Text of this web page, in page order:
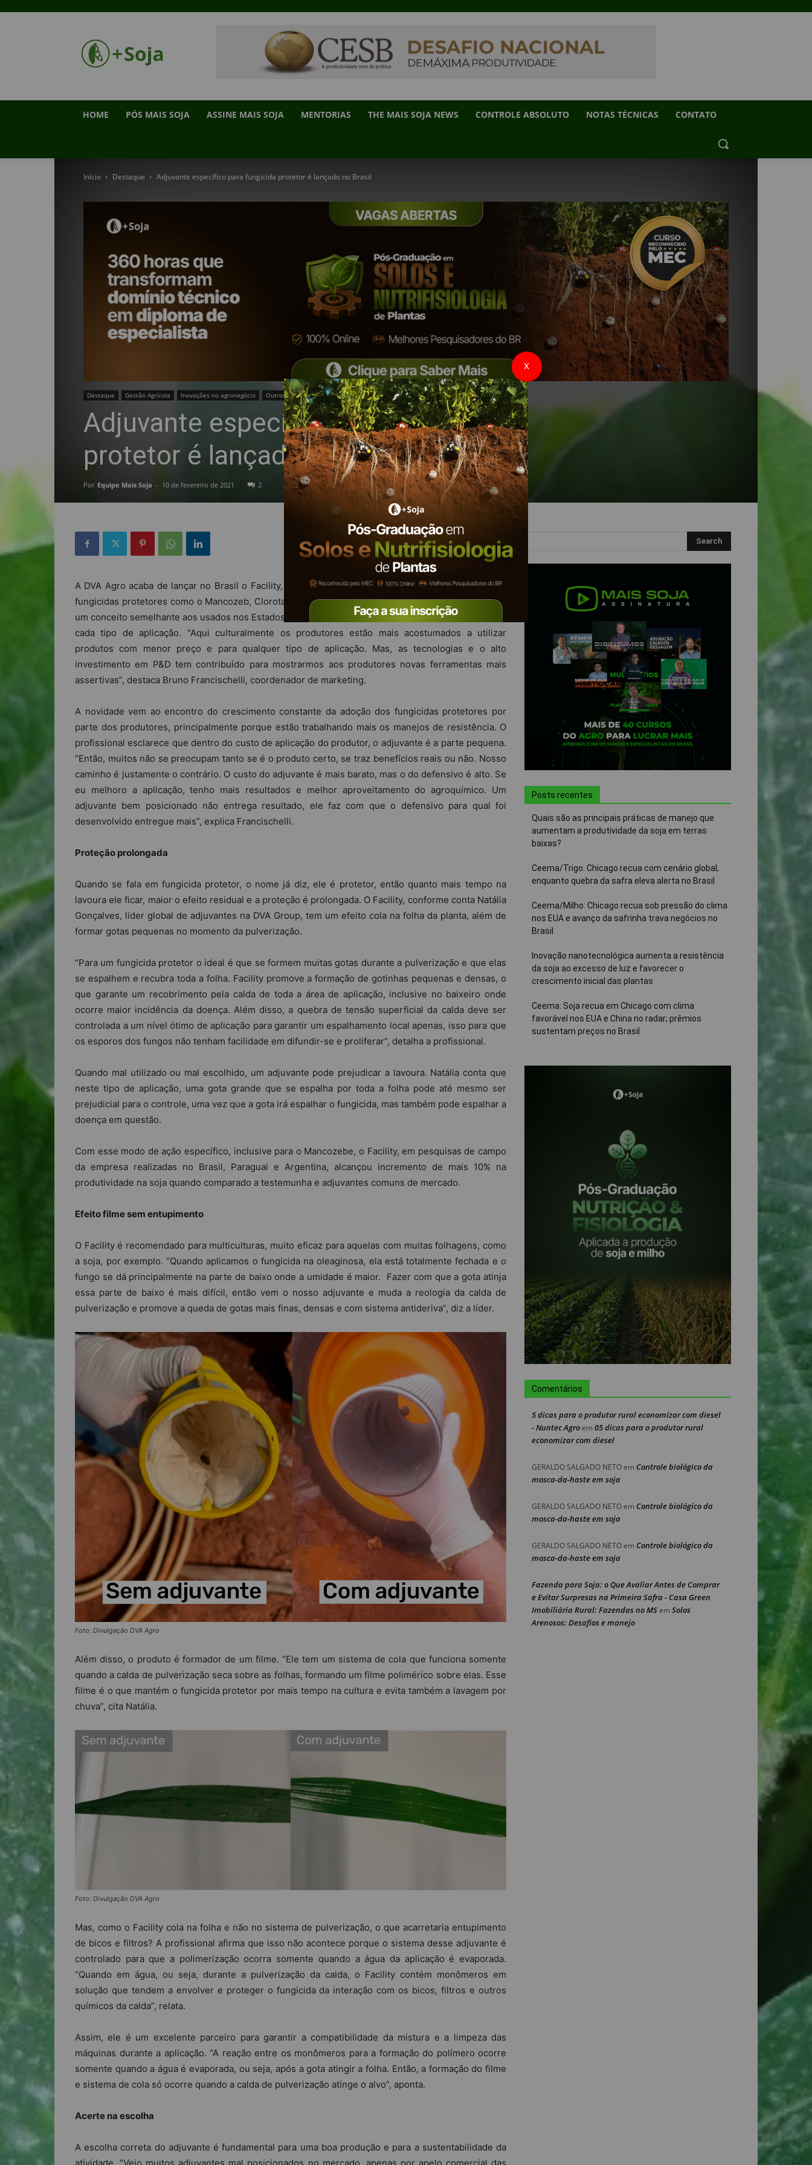
HOME PÓS MAIS SOJA ASSINE MAIS SOJA MENTORIAS THE MAIS SOJA NEWS CONTROLE ABSOLUTO NOTAS TÉCNICAS CONTATO
Início Destaque Adjuvante específico para fungicida protetor é lançado no Brasil
Destaque Gestão Agrícola Inovações no agronegócio Outros
Adjuvante específico para fungicida
protetor é lançado no Brasil
Por Equipe Mais Soja - 10 de fevereiro de 2021 2
A DVA Agro acaba de lançar no Brasil o Facility, um adjuvante único e específico para aplicação de
fungicidas protetores como o Mancozeb, Clorotalonil e derivados de Cobre. A empresa traz ao País
um conceito semelhante aos usados nos Estados Unidos, onde eles desenvolvem um adjuvante para
cada tipo de aplicação. “Aqui culturalmente os produtores estão mais acostumados a utilizar
produtos com menor preço e para qualquer tipo de aplicação. Mas, as tecnologias e o alto
investimento em P&D tem contribuído para mostrarmos aos produtores novas ferramentas mais
assertivas”, destaca Bruno Francischelli, coordenador de marketing.
A novidade vem ao encontro do crescimento constante da adoção dos fungicidas protetores por
parte dos produtores, principalmente porque estão trabalhando mais os manejos de resistência. O
profissional esclarece que dentro do custo de aplicação do produtor, o adjuvante é a parte pequena.
“Então, muitos não se preocupam tanto se é o produto certo, se traz benefícios reais ou não. Nosso
caminho é justamente o contrário. O custo do adjuvante é mais barato, mas o do defensivo é alto. Se
eu melhoro a aplicação, tenho mais resultados e melhor aproveitamento do agroquímico. Um
adjuvante bem posicionado não entrega resultado, ele faz com que o defensivo para qual foi
desenvolvido entregue mais”, explica Francischelli.
Proteção prolongada
Quando se fala em fungicida protetor, o nome já diz, ele é protetor, então quanto mais tempo na
lavoura ele ficar, maior o efeito residual e a proteção é prolongada. O Facility, conforme conta Natália
Gonçalves, líder global de adjuvantes na DVA Group, tem um efeito cola na folha da planta, além de
formar gotas pequenas no momento da pulverização.
“Para um fungicida protetor o ideal é que se formem muitas gotas durante a pulverização e que elas
se espalhem e recubra toda a folha. Facility promove a formação de gotinhas pequenas e densas, o
que garante um recobrimento pela calda de toda a área de aplicação, inclusive no baixeiro onde
ocorre maior incidência da doença. Além disso, a quebra de tensão superficial da calda deve ser
controlada a um nível ótimo de aplicação para garantir um espalhamento local apenas, isso para que
os esporos dos fungos não tenham facilidade em difundir-se e proliferar”, detalha a profissional.
Quando mal utilizado ou mal escolhido, um adjuvante pode prejudicar a lavoura. Natália conta que
neste tipo de aplicação, uma gota grande que se espalha por toda a folha pode até mesmo ser
prejudicial para o controle, uma vez que a gota irá espalhar o fungicida, mas também pode espalhar a
doença em questão.
Com esse modo de ação específico, inclusive para o Mancozebe, o Facility, em pesquisas de campo
da empresa realizadas no Brasil, Paraguai e Argentina, alcançou incremento de mais 10% na
produtividade na soja quando comparado a testemunha e adjuvantes comuns de mercado.
Efeito filme sem entupimento
O Facility é recomendado para multiculturas, muito eficaz para aquelas com muitas folhagens, como
a soja, por exemplo. “Quando aplicamos o fungicida na oleaginosa, ela está totalmente fechada e o
fungo se dá principalmente na parte de baixo onde a umidade é maior. Fazer com que a gota atinja
essa parte de baixo é mais difícil, então vem o nosso adjuvante e muda a reologia da calda de
pulverização e promove a queda de gotas mais finas, densas e com sistema antideriva”, diz a líder.
Foto: Divulgação DVA Agro
Além disso, o produto é formador de um filme. “Ele tem um sistema de cola que funciona somente
quando a calda de pulverização seca sobre as folhas, formando um filme polimérico sobre elas. Esse
filme é o que mantém o fungicida protetor por mais tempo na cultura e evita também a lavagem por
chuva”, cita Natália.
Foto: Divulgação DVA Agro
Mas, como o Facility cola na folha e não no sistema de pulverização, o que acarretaria entupimento
de bicos e filtros? A profissional afirma que isso não acontece porque o sistema desse adjuvante é
controlado para que a polimerização ocorra somente quando a água da aplicação é evaporada.
“Quando em água, ou seja, durante a pulverização da calda, o Facility contém monômeros em
solução que tendem a envolver e proteger o fungicida da interação com os bicos, filtros e outros
químicos da calda”, relata.
Assim, ele é um excelente parceiro para garantir a compatibilidade da mistura e a limpeza das
máquinas durante a aplicação. “A reação entre os monômeros para a formação do polímero ocorre
somente quando a água é evaporada, ou seja, após a gota atingir a folha. Então, a formação do filme
e sistema de cola só ocorre quando a calda de pulverização atinge o alvo”, aponta.
Acerte na escolha
A escolha correta do adjuvante é fundamental para uma boa produção e para a sustentabilidade da
Posts recentes
Quais são as principais práticas de manejo que
aumentam a produtividade da soja em terras
baixas?
Ceema/Trigo: Chicago recua com cenário global,
enquanto quebra da safra eleva alerta no Brasil
Ceema/Milho: Chicago recua sob pressão do clima
nos EUA e avanço da safrinha trava negócios no
Brasil
Inovação nanotecnológica aumenta a resistência
da soja ao excesso de luz e favorecer o
crescimento inicial das plantas
Ceema: Soja recua em Chicago com clima
favorável nos EUA e China no radar; prêmios
sustentam preços no Brasil
Comentários
5 dicas para o produtor rural economizar com diesel
- Nuntec Agroem 05 dicas para o produtor rural
economizar com diesel
GERALDO SALGADO NETOem Controle biológico da
mosca-da-haste em soja
GERALDO SALGADO NETOem Controle biológico da
mosca-da-haste em soja
GERALDO SALGADO NETOem Controle biológico da
mosca-da-haste em soja
Fazenda para Soja: o Que Avaliar Antes de Comprar
e Evitar Surpresas na Primeira Safra - Casa Green
Imobiliária Rural: Fazendas no MSem Solos
Arenosos: Desafios e manejo
X